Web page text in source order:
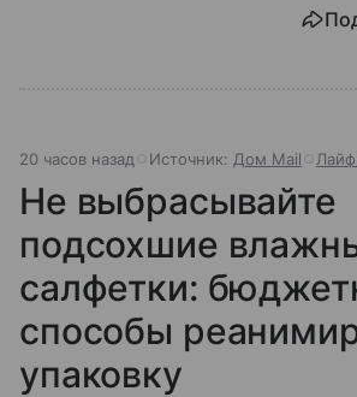
20 часов назад Источник: Дом Mail
Не выбрасывайте
подсохшие
салфетки:
способы
упаковку